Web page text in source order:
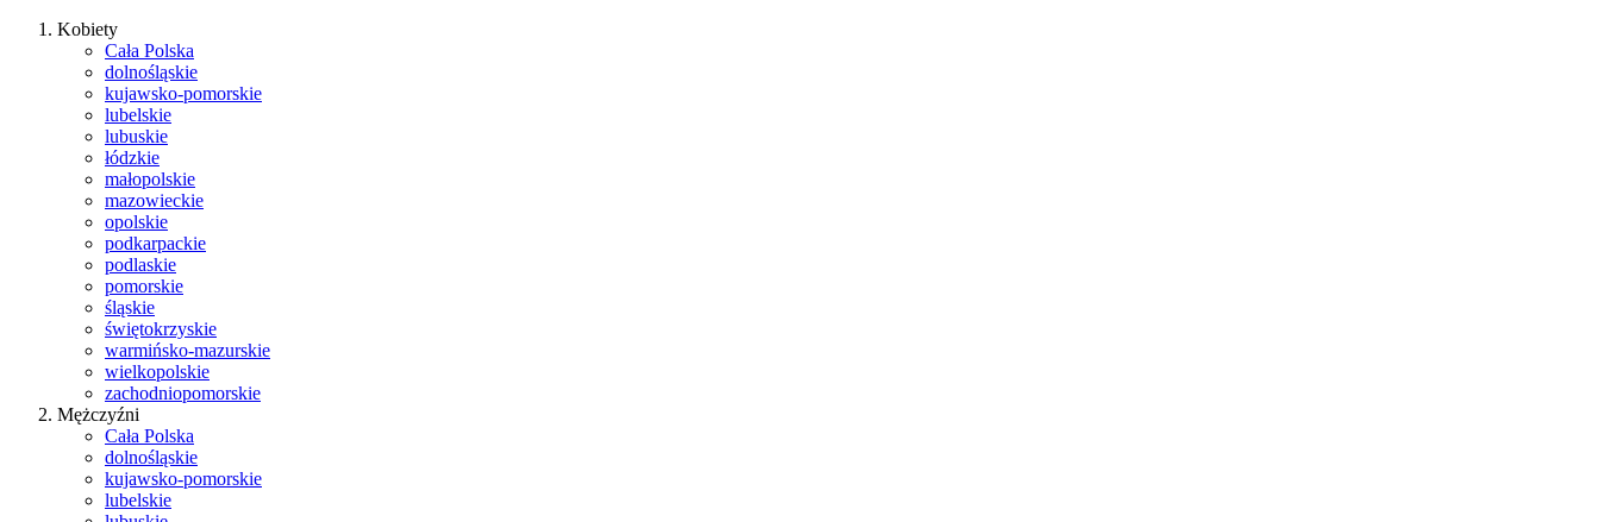
Kobiety
Cała Polska
dolnośląskie
kujawsko-pomorskie
lubelskie
lubuskie
łódzkie
małopolskie
mazowieckie
opolskie
podkarpackie
podlaskie
pomorskie
śląskie
świętokrzyskie
warmińsko-mazurskie
wielkopolskie
zachodniopomorskie
Mężczyźni
Cała Polska
dolnośląskie
kujawsko-pomorskie
lubelskie